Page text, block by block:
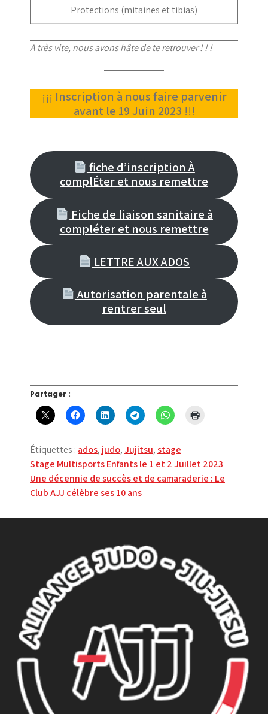
Protections (mitaines et tibias)
A très vite, nous avons hâte de te retrouver ! ! !
¡¡¡ Inscription à nous faire parvenir
avant le 19 Juin 2023 !!!
fiche d’inscription À
complÉter et nous remettre
Fiche de liaison sanitaire à
compléter et nous remettre
LETTRE AUX ADOS
Autorisation parentale à
rentrer seul
Partager :
Étiquettes : ados, judo,Jujitsu,stage
Navigation
de
l’article
Stage Multisports Enfants le 1 et 2 Juillet 2023
Une décennie de succès et de camaraderie : Le
Club AJJ célèbre ses 10 ans